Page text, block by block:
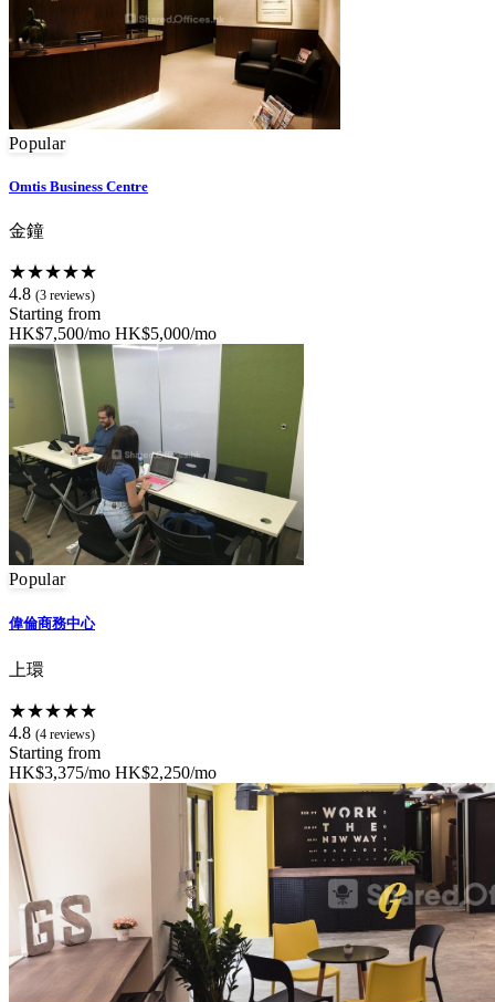
Popular
Omtis Business Centre
金鐘
★★★★★
4.8 (3 reviews)
Starting from
HK$7,500/mo HK$5,000/mo
Popular
偉倫商務中心
上環
★★★★★
4.8 (4 reviews)
Starting from
HK$3,375/mo HK$2,250/mo